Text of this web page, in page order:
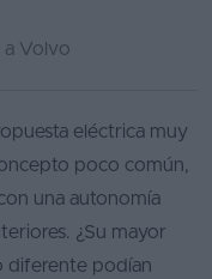
a Volvo
eléctrica muy
poco común,
una autonomía
¿Su mayor
diferente podían